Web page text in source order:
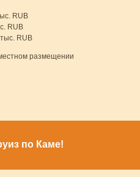
RUB
RUB
RUB
размещении
по Каме!